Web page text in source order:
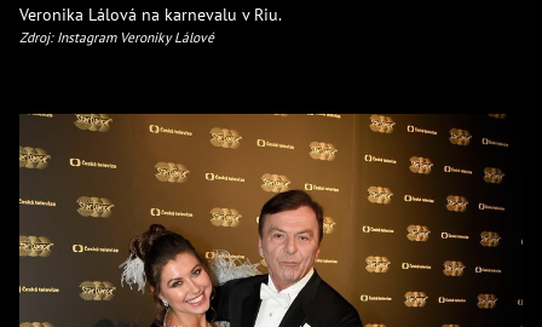
Veronika Lálová na karnevalu v Riu.
Zdroj: Instagram Veroniky Lálové